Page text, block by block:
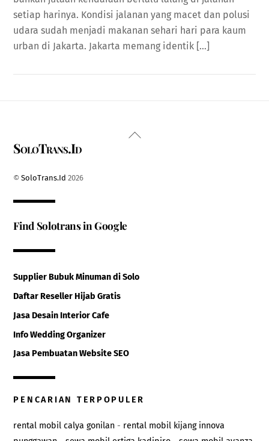
setiap harinya. Kondisi jalanan yang macet dan polusi
udara sudah menjadi makanan sehari hari para kaum
urban di Jakarta. Jakarta memang identik […]
Back
SoloTrans.Id
©SoloTrans.Id 2026
Find Solotrans in Google
Supplier Bubuk Minuman di Solo
Daftar Reseller Hijab Gratis
Jasa Desain Interior Cafe
Info Wedding Organizer
Jasa Pembuatan Website SEO
PENCARIAN TERPOPULER
rental mobil calya gonilan - rental mobil kijang innova